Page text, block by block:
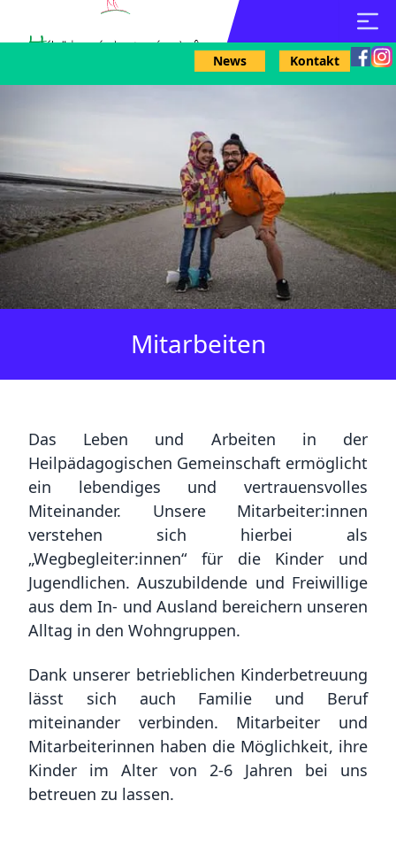
News Kontakt
Mitarbeiten
Das Leben und Arbeiten in der
Heilpädagogischen Gemeinschaft ermöglicht
ein lebendiges und vertrauensvolles
Miteinander. Unsere Mitarbeiter:innen
verstehen sich hierbei als
„Wegbegleiter:innen“ für die Kinder und
Jugendlichen. Auszubildende und Freiwillige
aus dem In- und Ausland bereichern unseren
Alltag in den Wohngruppen.
Dank unserer betrieblichen Kinderbetreuung
lässt sich auch Familie und Beruf
miteinander verbinden. Mitarbeiter und
Mitarbeiterinnen haben die Möglichkeit, ihre
Kinder im Alter von 2-6 Jahren bei uns
betreuen zu lassen.